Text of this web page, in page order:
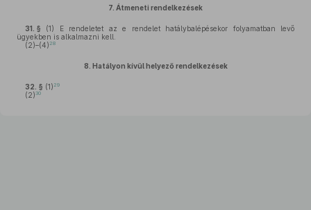
7. Átmeneti rendelkezések
31. § (1)
E rendeletet az e rendelet hatálybalépésekor folyamatban levő
ügyekben is alkalmazni kell.
(2)–(4) 28
8. Hatályon kívül helyező rendelkezések
32. § (1) 29
(2) 30